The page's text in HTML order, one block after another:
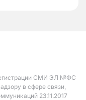
СМИ ЭЛ №ФС
в сфере связи,
23.11.2017